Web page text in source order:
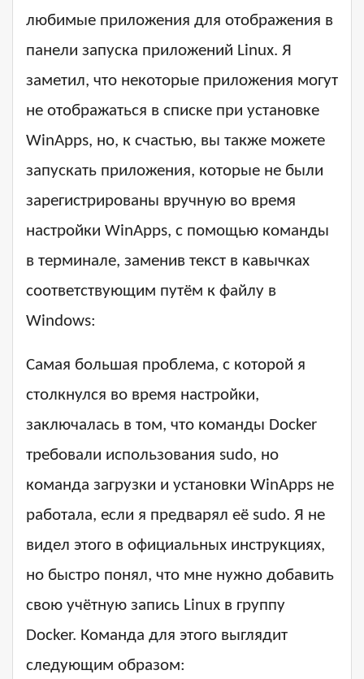
любимые приложения для отображения в
панели запуска приложений Linux. Я
заметил, что некоторые приложения могут
не отображаться в списке при установке
WinApps, но, к счастью, вы также можете
запускать приложения, которые не были
зарегистрированы вручную во время
настройки WinApps, с помощью команды
в терминале, заменив текст в кавычках
соответствующим путём к файлу в
Windows:
Самая большая проблема, с которой я
столкнулся во время настройки,
заключалась в том, что команды Docker
требовали использования sudo, но
команда загрузки и установки WinApps не
работала, если я предварял её sudo. Я не
видел этого в официальных инструкциях,
но быстро понял, что мне нужно добавить
свою учётную запись Linux в группу
Docker. Команда для этого выглядит
следующим образом: